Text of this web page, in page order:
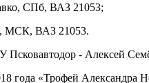
СПб, ВАЗ 21053;
МСК, ВАЗ 21053.
Псковавтодор - Алексей
года «Трофей Александра